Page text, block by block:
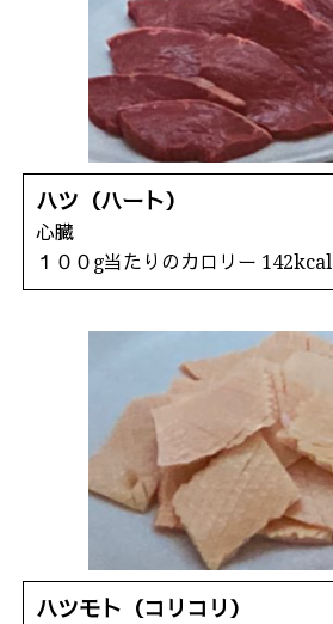
ハツ（ハート）
心臓
１００g当たりのカロリー 142kcal
ハツモト（コリコリ）